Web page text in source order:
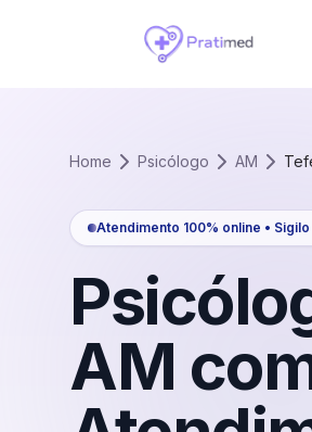
Home Psicólogo AM
Atendimento 100% online •
AM